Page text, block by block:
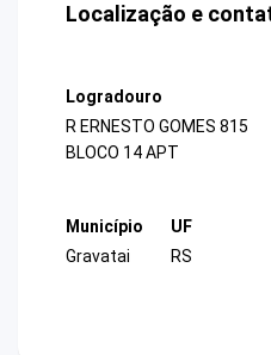
Localização e
Logradouro
R ERNESTO GOMES 815
BLOCO 14 APT
Município
Gravatai
UF
RS